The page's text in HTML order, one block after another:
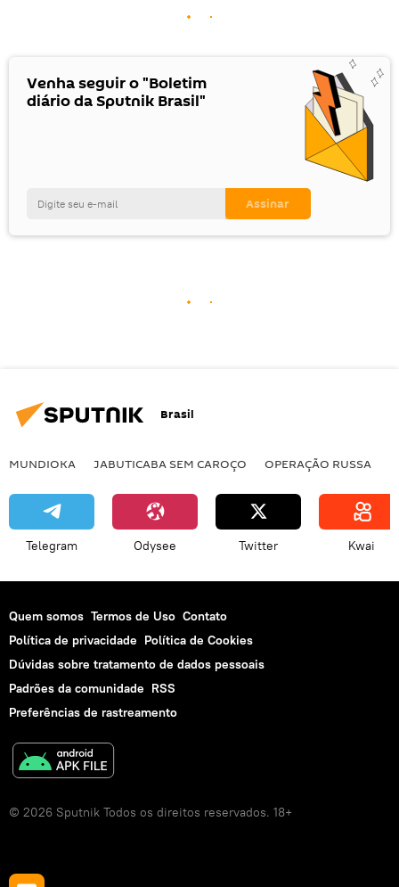
Venha seguir o "Boletim
diário da Sputnik Brasil"
Brasil
MUNDIOKA JABUTICABA SEM CAROÇO OPERAÇÃO RUSSA
Telegram Odysee Twitter Kwai
Quem somos Termos de Uso Contato
Política de privacidade Política de Cookies
Dúvidas sobre tratamento de dados pessoais
Padrões da comunidade RSS
Preferências de rastreamento
© 2026 Sputnik Todos os direitos reservados. 18+